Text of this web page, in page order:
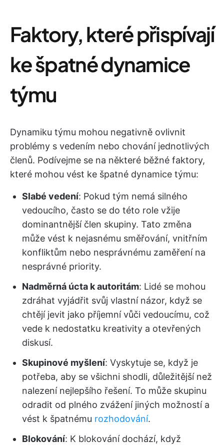
Faktory, které přispívají
ke špatné dynamice
týmu
Dynamiku týmu mohou negativně ovlivnit
problémy s vedením nebo chování jednotlivých
členů. Podívejme se na některé běžné faktory,
které mohou vést ke špatné dynamice týmu:
Slabé vedení: Pokud tým nemá silného
vedoucího, často se do této role vžije
dominantnější člen skupiny. Tato změna
může vést k nejasnému směřování, vnitřním
konfliktům nebo nesprávnému zaměření na
nesprávné priority.
Nadměrná úcta k autoritám: Lidé se mohou
zdráhat vyjádřit svůj vlastní názor, když se
chtějí jevit jako příjemní vůči vedoucímu, což
vede k nedostatku kreativity a otevřených
diskusí.
Skupinové myšlení: Vyskytuje se, když je
potřeba, aby se všichni shodli, důležitější než
nalezení nejlepšího řešení. To může skupinu
odradit od plného zvážení jiných možností a
vést k špatnému rozhodování.
Blokování: K blokování dochází, když